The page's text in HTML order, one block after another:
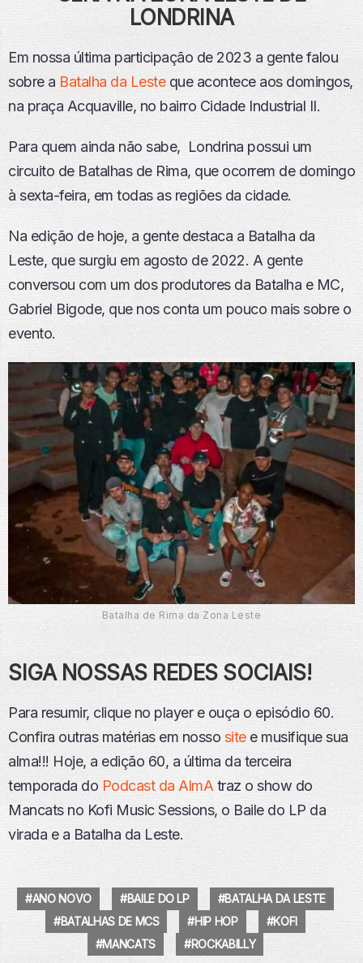
LONDRINA
Em nossa última participação de 2023 a gente falou
sobre a Batalha da Lesteque acontece aos domingos,
na praça Acquaville, no bairro Cidade Industrial II.
Para quem ainda não sabe, Londrina possui um
circuito de Batalhas de Rima, que ocorrem de domingo
à sexta-feira, em todas as regiões da cidade.
Na edição de hoje, a gente destaca a Batalha da
Leste, que surgiu em agosto de 2022. A gente
conversou com um dos produtores da Batalha e MC,
Gabriel Bigode, que nos conta um pouco mais sobre o
evento.
Batalha de Rima da Zona Leste
SIGA NOSSAS REDES SOCIAIS!
Para resumir, clique no player e ouça o episódio 60.
Confira outras matérias em nosso sitee musifique sua
alma!!! Hoje, a edição 60, a última da terceira
temporada do Podcast da AlmAtraz o show do
Mancats no Kofi Music Sessions, o Baile do LP da
virada e a Batalha da Leste.
ANO NOVO BAILE DO LP
BATALHA DA LESTE
BATALHAS DE MCS
HIP HOP
KOFI
MANCATS
ROCKABILLY